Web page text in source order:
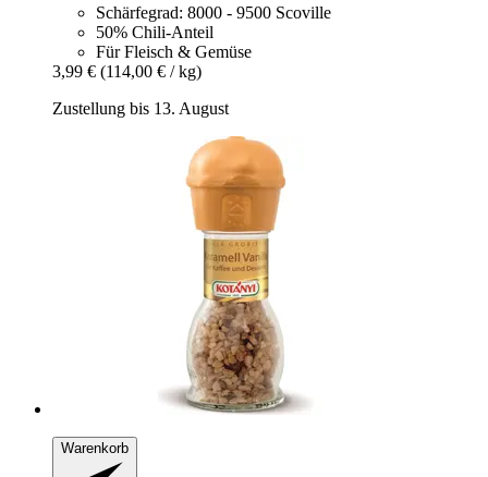
Schärfegrad: 8000 - 9500 Scoville
50% Chili-Anteil
Für Fleisch & Gemüse
3,99 € (114,00 € / kg)
Zustellung bis 13. August
Warenkorb